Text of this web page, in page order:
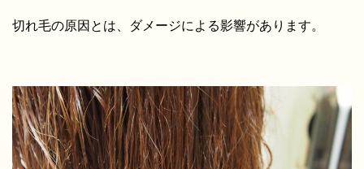
切れ毛の原因とは、ダメージによる影響があります。